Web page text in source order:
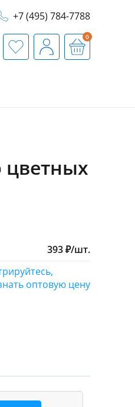
+7 (495) 784-7788
ИзбранноеПрофильКорзина
0
цветных
393₽/шт.
оптовую цену